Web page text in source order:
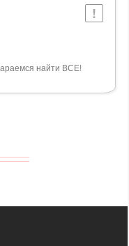
найти ВСЕ!